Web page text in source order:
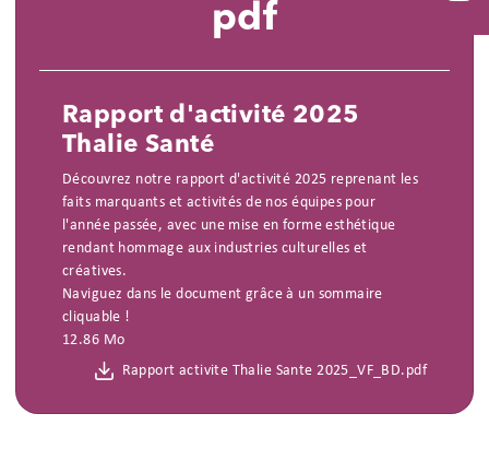
pdf
Rapport d'activité 2025
Thalie Santé
Découvrez notre rapport d'activité 2025 reprenant les
faits marquants et activités de nos équipes pour
l'année passée, avec une mise en forme esthétique
rendant hommage aux industries culturelles et
créatives.
Naviguez dans le document grâce à un sommaire
cliquable !
12.86 Mo
Rapport activite Thalie Sante 2025_VF_BD.pdf